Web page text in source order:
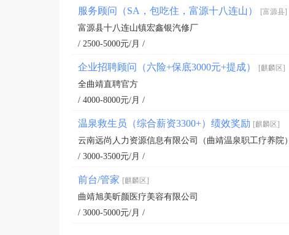
服务顾问（SA，包吃住，富源十八连山） [富源县]
富源县十八连山镇宏鑫银汽修厂
/ 2500-5000元/月 /
企业招聘顾问（六险+保底3000元+提成） [麒麟区]
全曲靖直聘官方
/ 4000-8000元/月 /
温泉救生员（综合薪资3300+）绩效奖励 [麒麟区]
云南远尚人力资源信息有限公司（曲靖温泉职工疗养院）
/ 3000-3500元/月 /
前台/管家 [麒麟区]
曲靖旭美昕颜医疗美容有限公司
/ 3000-5000元/月 /